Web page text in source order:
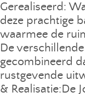
Gerealiseerd:
deze prachtige
waarmee de
De
gecombineerd
rustgevende
& Realisatie:De